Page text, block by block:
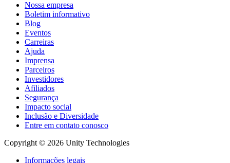
Nossa empresa
Boletim informativo
Blog
Eventos
Carreiras
Ajuda
Imprensa
Parceiros
Investidores
Afiliados
Segurança
Impacto social
Inclusão e Diversidade
Entre em contato conosco
Copyright © 2026 Unity Technologies
Informações legais